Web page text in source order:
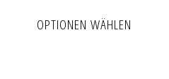
OPTIONEN WÄHLEN